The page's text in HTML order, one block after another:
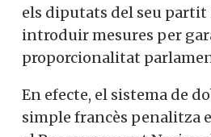
els diputats del seu partit
introduir mesures per
proporcionalitat
En efecte, el sistema de
simple francès penalitza